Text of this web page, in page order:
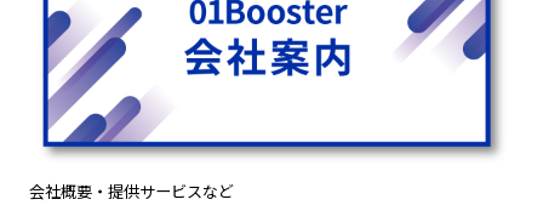
会社概要・提供サービスなど